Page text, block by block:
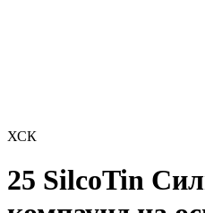
ХСК
25 SilcoTin